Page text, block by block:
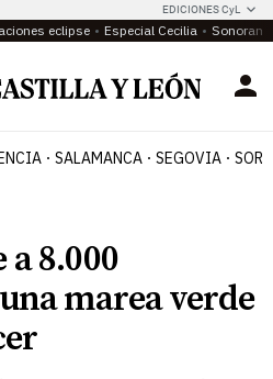
EDICIONES CyL
eclipse Especial Cecilia
SALAMANCA SEGOVIA
8.000
marea verde